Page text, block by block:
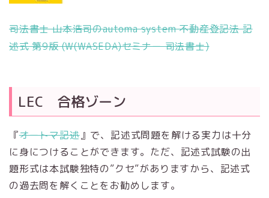
司法書士 山本浩司のautoma system 不動産登記法 記
述式 第9版 (W(WASEDA)セミナー 司法書士)
LEC 合格ゾーン
『オートマ記述』で、記述式問題を解ける実力は十分
に身につけることができます。ただ、記述式試験の出
題形式は本試験独特の”クセ”がありますから、記述式
の過去問を解くことをお勧めします。